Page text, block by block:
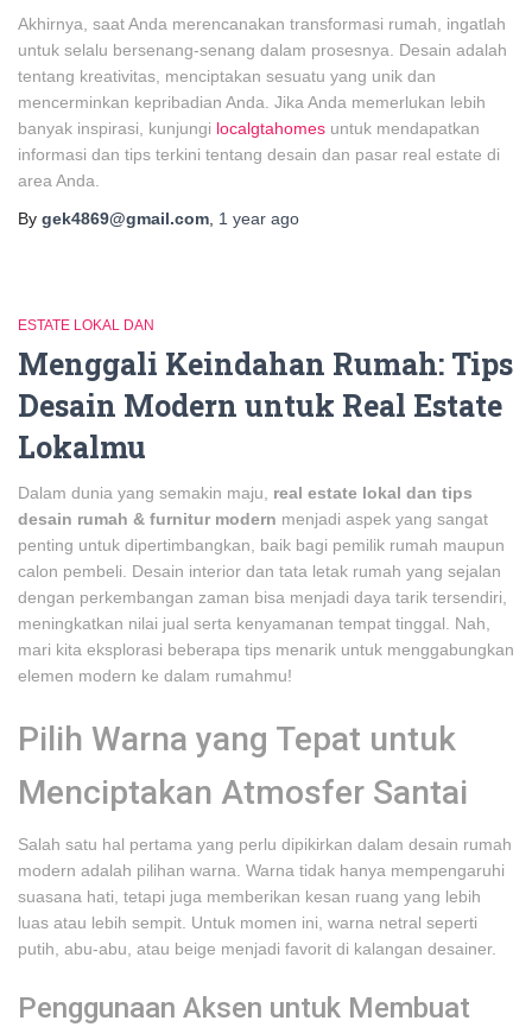
Akhirnya, saat Anda merencanakan transformasi rumah, ingatlah
untuk selalu bersenang-senang dalam prosesnya. Desain adalah
tentang kreativitas, menciptakan sesuatu yang unik dan
mencerminkan kepribadian Anda. Jika Anda memerlukan lebih
banyak inspirasi, kunjungi localgtahomes untuk mendapatkan
informasi dan tips terkini tentang desain dan pasar real estate di
area Anda.
By gek4869@gmail.com 1 year ago
ESTATE LOKAL DAN
Menggali Keindahan Rumah: Tips
Desain Modern untuk Real Estate
Lokalmu
Dalam dunia yang semakin maju, real estate lokal dan tips
desain rumah & furnitur modern menjadi aspek yang sangat
penting untuk dipertimbangkan, baik bagi pemilik rumah maupun
calon pembeli. Desain interior dan tata letak rumah yang sejalan
dengan perkembangan zaman bisa menjadi daya tarik tersendiri,
meningkatkan nilai jual serta kenyamanan tempat tinggal. Nah,
mari kita eksplorasi beberapa tips menarik untuk menggabungkan
elemen modern ke dalam rumahmu!
Pilih Warna yang Tepat untuk
Menciptakan Atmosfer Santai
Salah satu hal pertama yang perlu dipikirkan dalam desain rumah
modern adalah pilihan warna. Warna tidak hanya mempengaruhi
suasana hati, tetapi juga memberikan kesan ruang yang lebih
luas atau lebih sempit. Untuk momen ini, warna netral seperti
putih, abu-abu, atau beige menjadi favorit di kalangan desainer.
Penggunaan Aksen untuk Membuat